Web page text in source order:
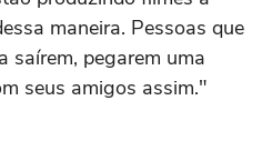
maneira. Pessoas que
saírem, pegarem uma
seus amigos assim."